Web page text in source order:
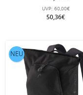
UVP: 60,00€
50,36€
NEU